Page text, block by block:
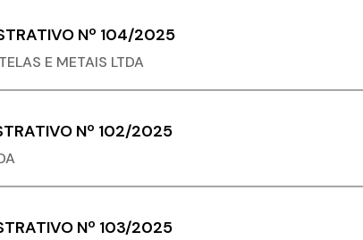
Nº 104/2025
E METAIS LTDA
Nº 102/2025
Nº 103/2025